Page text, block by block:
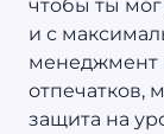
чтобы ты
и с
менеджмент
отпечатков,
защита на